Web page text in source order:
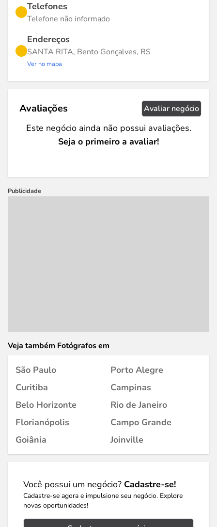
Telefones
Telefone não informado
Endereços
SANTA RITA, Bento Gonçalves, RS
Ver no mapa
Avaliações Avaliar negócio
Este negócio ainda não possui avaliações.
Seja o primeiro a avaliar!
Publicidade
Veja também Fotógrafos em
São Paulo
Porto Alegre
Curitiba
Campinas
Belo Horizonte
Rio de Janeiro
Florianópolis
Campo Grande
Goiânia
Joinville
Você possui um negócio? Cadastre-se!
Cadastre-se agora e impulsione seu negócio. Explore
novas oportunidades!